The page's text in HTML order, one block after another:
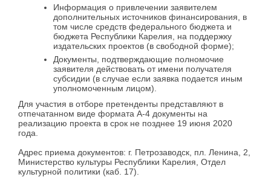
Информация о привлечении заявителем
дополнительных источников финансирования, в
том числе средств федерального бюджета и
бюджета Республики Карелия, на поддержку
издательских проектов (в свободной форме);
Документы, подтверждающие полномочие
заявителя действовать от имени получателя
субсидии (в случае если заявка подается иным
уполномоченным лицом).
Для участия в отборе претенденты представляют в
отпечатанном виде формата А-4 документы на
реализацию проекта в срок не позднее 19 июня 2020
года.
Адрес приема документов: г. Петрозаводск, пл. Ленина, 2,
Министерство культуры Республики Карелия, Отдел
культурной политики (каб. 17).